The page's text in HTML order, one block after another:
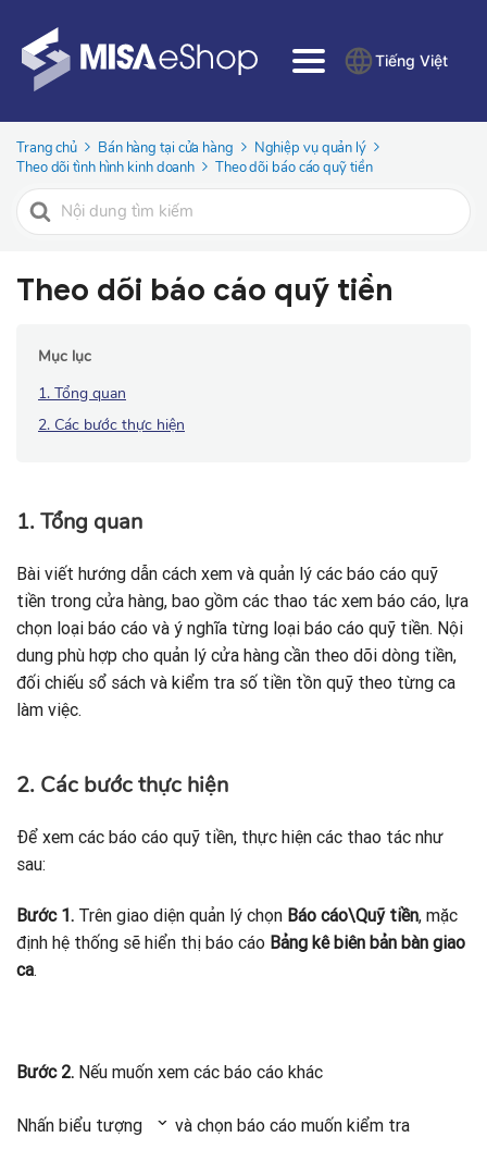
Tiếng Việt
Trang chủ Bán hàng tại cửa hàng
Nghiệp vụ quản lý
Theo dõi tình hình kinh doanh
Theo dõi báo cáo quỹ tiền
Tìm
kiếm
Theo dõi báo cáo quỹ tiền
Mục lục
1. Tổng quan
2. Các bước thực hiện
1. Tổng quan
Bài viết hướng dẫn cách xem và quản lý các báo cáo quỹ
tiền trong cửa hàng, bao gồm các thao tác xem báo cáo, lựa
chọn loại báo cáo và ý nghĩa từng loại báo cáo quỹ tiền. Nội
dung phù hợp cho quản lý cửa hàng cần theo dõi dòng tiền,
đối chiếu sổ sách và kiểm tra số tiền tồn quỹ theo từng ca
làm việc.
2. Các bước thực hiện
Để xem các báo cáo quỹ tiền, thực hiện các thao tác như
sau:
Bước 1. Trên giao diện quản lý chọn Báo cáo\Quỹ tiền, mặc
định hệ thống sẽ hiển thị báo cáo Bảng kê biên bản bàn giao
ca.
Bước 2. Nếu muốn xem các báo cáo khác
Nhấn biểu tượng và chọn báo cáo muốn kiểm tra